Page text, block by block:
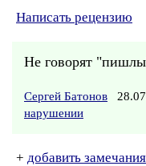
Написать рецензию
Не говорят
Сергей Батонов
нарушении
+ добавить замечания